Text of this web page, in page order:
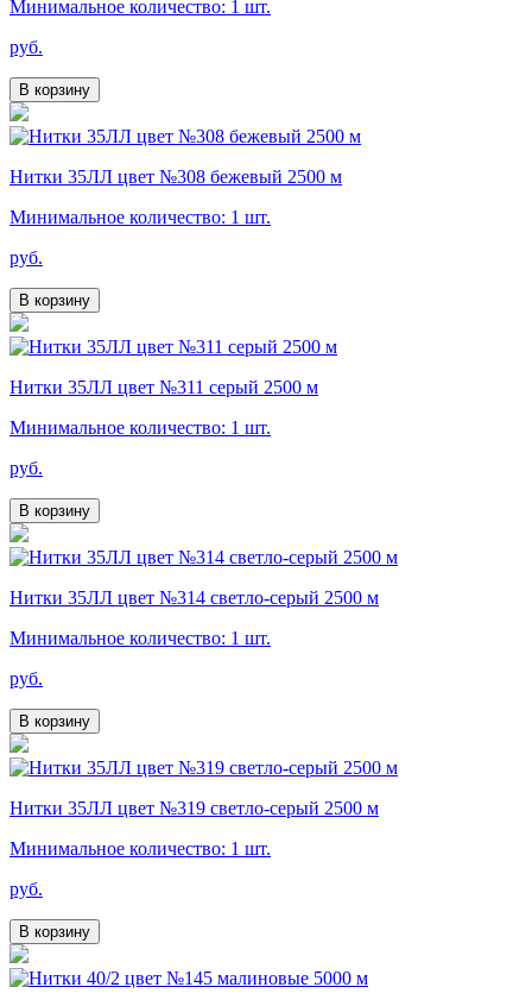
Минимальное количество: 1 шт.
руб.
В корзину
Нитки 35ЛЛ цвет №308 бежевый 2500 м
Минимальное количество: 1 шт.
руб.
В корзину
Нитки 35ЛЛ цвет №311 серый 2500 м
Минимальное количество: 1 шт.
руб.
В корзину
Нитки 35ЛЛ цвет №314 светло-серый 2500 м
Минимальное количество: 1 шт.
руб.
В корзину
Нитки 35ЛЛ цвет №319 светло-серый 2500 м
Минимальное количество: 1 шт.
руб.
В корзину